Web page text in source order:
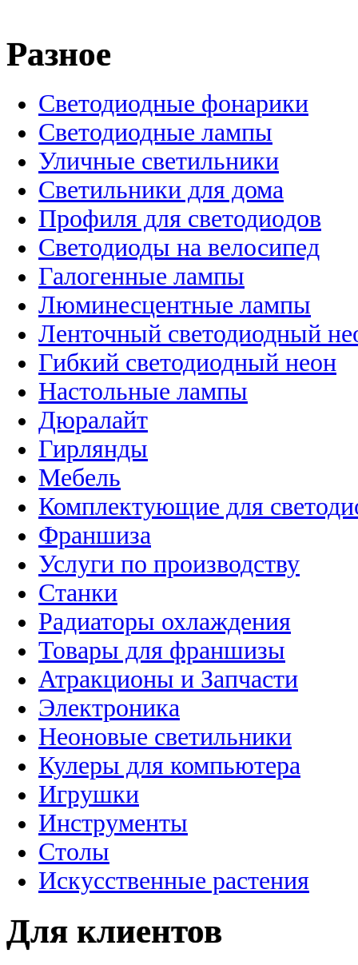
Разное
Светодиодные фонарики
Светодиодные лампы
Уличные светильники
Светильники для дома
Профиля для светодиодов
Светодиоды на велосипед
Галогенные лампы
Люминесцентные лампы
Ленточный светодиодный
Гибкий светодиодный неон
Настольные лампы
Дюралайт
Гирлянды
Мебель
Комплектующие для
Франшиза
Услуги по производству
Станки
Радиаторы охлаждения
Товары для франшизы
Атракционы и Запчасти
Электроника
Неоновые светильники
Кулеры для компьютера
Игрушки
Инструменты
Столы
Искусственные растения
Для клиентов